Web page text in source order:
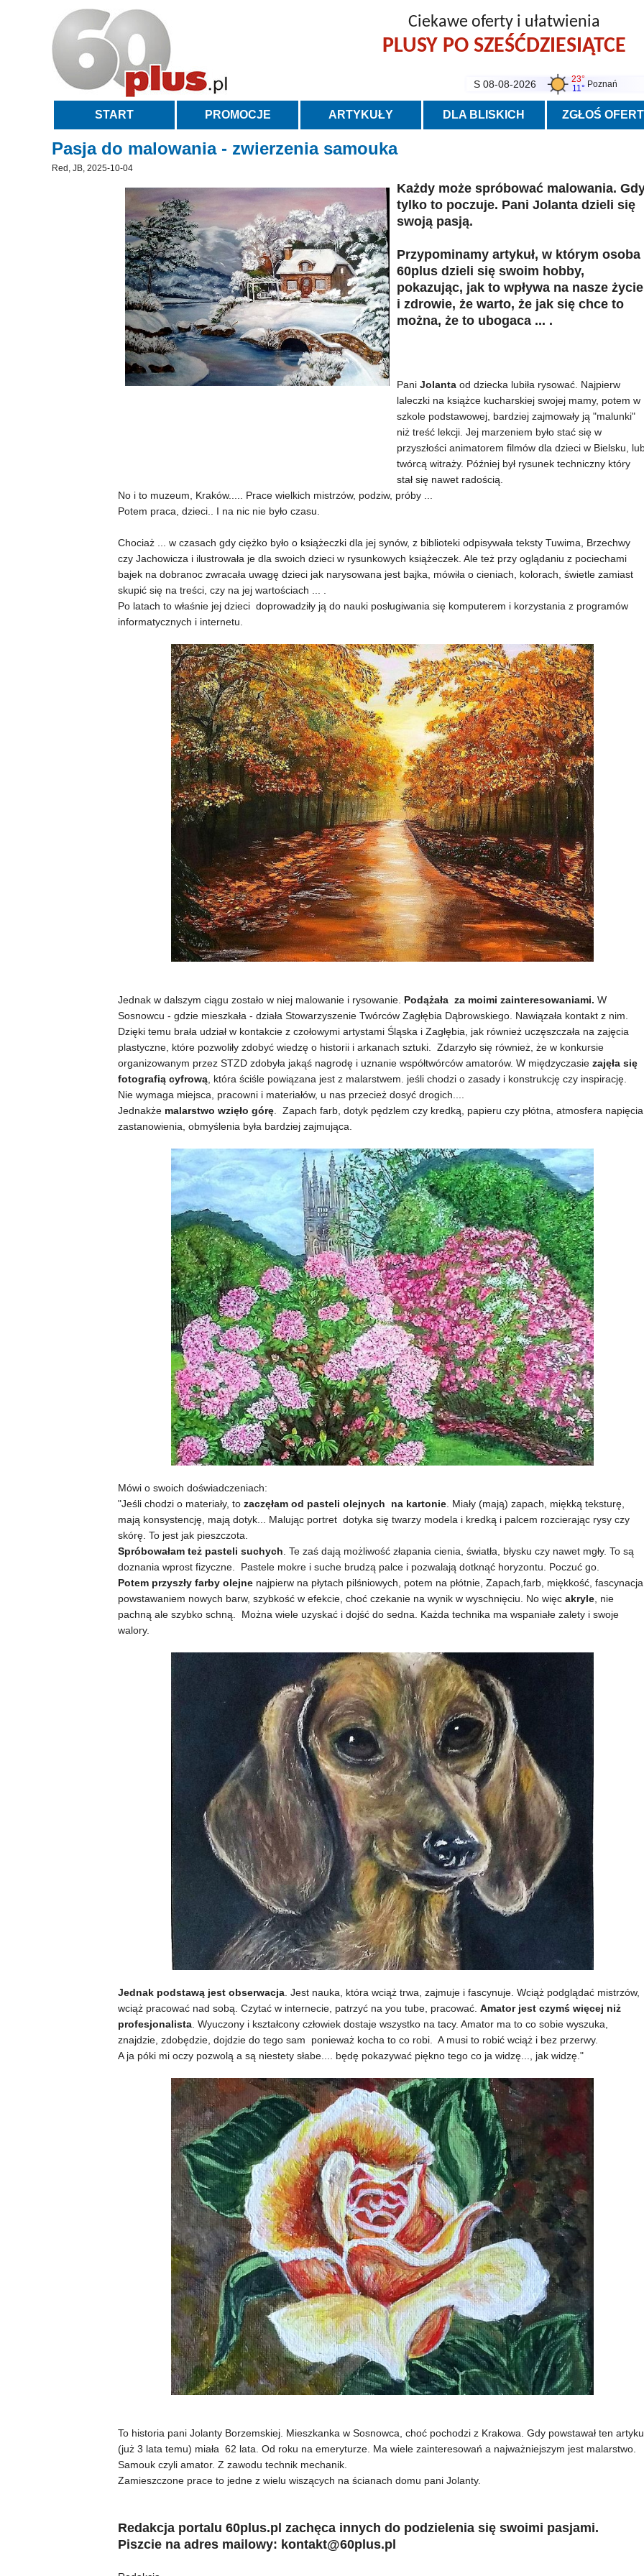
Ciekawe oferty i ułatwienia
PLUSY PO SZEŚĆDZIESIĄTCE
S 08-08-2026
23°
11° Poznań
START PROMOCJE ARTYKUŁY DLA BLISKICH ZGŁOŚ
Pasja do malowania - zwierzenia samouka
Red, JB, 2025-10-04
Każdy może spróbować malowania.
tylko to poczuje. Pani Jolanta dzieli się
swoją pasją.
Przypominamy artykuł, w którym osoba
60plus dzieli się swoim hobby,
pokazując, jak to wpływa na nasze życie
i zdrowie, że warto, że jak się chce to
można, że to ubogaca ... .
Pani Jolanta od dziecka lubiła rysować. Najpierw
laleczki na książce kucharskiej swojej mamy, potem w
szkole podstawowej, bardziej zajmowały ją "malunki"
niż treść lekcji. Jej marzeniem było stać się w
przyszłości animatorem filmów dla dzieci w Bielsku,
twórcą witraży. Później był rysunek techniczny który
stał się nawet radością.
No i to muzeum, Kraków..... Prace wielkich mistrzów, podziw, próby ...
Potem praca, dzieci.. I na nic nie było czasu.
Chociaż ... w czasach gdy ciężko było o książeczki dla jej synów, z biblioteki odpisywała teksty Tuwima, Brzechwy
czy Jachowicza i ilustrowała je dla swoich dzieci w rysunkowych książeczek. Ale też przy oglądaniu z pociechami
bajek na dobranoc zwracała uwagę dzieci jak narysowana jest bajka, mówiła o cieniach, kolorach, świetle zamiast
skupić się na treści, czy na jej wartościach ... .
Po latach to właśnie jej dzieci doprowadziły ją do nauki posługiwania się komputerem i korzystania z programów
informatycznych i internetu.
Jednak w dalszym ciągu zostało w niej malowanie i rysowanie. Podążała za moimi zainteresowaniami. W
Sosnowcu - gdzie mieszkała - działa Stowarzyszenie Twórców Zagłębia Dąbrowskiego. Nawiązała kontakt z nim.
Dzięki temu brała udział w kontakcie z czołowymi artystami Śląska i Zagłębia, jak również uczęszczała na zajęcia
plastyczne, które pozwoliły zdobyć wiedzę o historii i arkanach sztuki. Zdarzyło się również, że w konkursie
organizowanym przez STZD zdobyła jakąś nagrodę i uznanie współtwórców amatorów. W międzyczasie zajęła się
fotografią cyfrową , która ściśle powiązana jest z malarstwem. jeśli chodzi o zasady i konstrukcję czy inspirację.
Nie wymaga miejsca, pracowni i materiałów, u nas przecież dosyć drogich....
Jednakże malarstwo wzięło górę . Zapach farb, dotyk pędzlem czy kredką, papieru czy płótna, atmosfera
zastanowienia, obmyślenia była bardziej zajmująca.
Mówi o swoich doświadczeniach:
"Jeśli chodzi o materiały, to zaczęłam od pasteli olejnych na kartonie . Miały (mają) zapach, miękką teksturę,
mają konsystencję, mają dotyk... Malując portret dotyka się twarzy modela i kredką i palcem rozcierając rysy czy
skórę. To jest jak pieszczota.
Spróbowałam też pasteli suchych . Te zaś dają możliwość złapania cienia, światła, błysku czy nawet mgły. To są
doznania wprost fizyczne. Pastele mokre i suche brudzą palce i pozwalają dotknąć horyzontu. Poczuć go.
Potem przyszły farby olejne najpierw na płytach pilśniowych, potem na płótnie, Zapach,farb, miękkość, fascynacja
powstawaniem nowych barw, szybkość w efekcie, choć czekanie na wynik w wyschnięciu. No więc akryle , nie
pachną ale szybko schną. Można wiele uzyskać i dojść do sedna. Każda technika ma wspaniałe zalety i swoje
walory.
Jednak podstawą jest obserwacja . Jest nauka, która wciąż trwa, zajmuje i fascynuje. Wciąż podglądać mistrzów,
wciąż pracować nad sobą. Czytać w internecie, patrzyć na you tube, pracować. Amator jest czymś więcej niż
profesjonalista . Wyuczony i kształcony człowiek dostaje wszystko na tacy. Amator ma to co sobie wyszuka,
znajdzie, zdobędzie, dojdzie do tego sam ponieważ kocha to co robi. A musi to robić wciąż i bez przerwy.
A ja póki mi oczy pozwolą a są niestety słabe.... będę pokazywać piękno tego co ja widzę..., jak widzę."
To historia pani Jolanty Borzemskiej. Mieszkanka w Sosnowca, choć pochodzi z Krakowa. Gdy powstawał ten
(już 3 lata temu) miała 62 lata. Od roku na emeryturze. Ma wiele zainteresowań a najważniejszym jest malarstwo.
Samouk czyli amator. Z zawodu technik mechanik.
Zamieszczone prace to jedne z wielu wiszących na ścianach domu pani Jolanty.
Redakcja portalu 60plus.pl zachęca innych do podzielenia się swoimi pasjami.
Piszcie na adres mailowy: kontakt@60plus.pl